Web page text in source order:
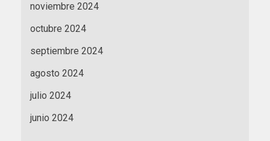
noviembre 2024
octubre 2024
septiembre 2024
agosto 2024
julio 2024
junio 2024